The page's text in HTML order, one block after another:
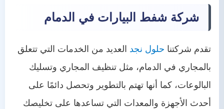
شركة شفط البيارات في الدمام
تقدم شركتنا حلول نجد العديد من الخدمات التي تتعلق
بالمجاري في الدمام، مثل تنظيف المجاري وتسليك
البالوعات، كما أنها تهتم بالتطوير وتحصل دائمًا على
أحدث الأجهزة والمعدات التي تساعدها على تخليصك